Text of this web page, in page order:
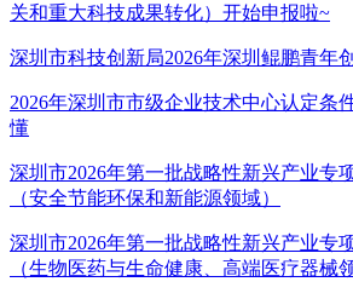
关和重大科技成果转化）开始申报啦~
深圳市科技创新局2026年深圳鲲鹏青年
2026年深圳市市级企业技术中心认定条
懂
深圳市2026年第一批战略性新兴产业专
（安全节能环保和新能源领域）
深圳市2026年第一批战略性新兴产业专
（生物医药与生命健康、高端医疗器械